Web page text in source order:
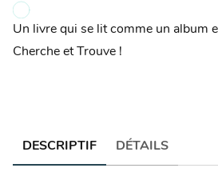
Un livre qui se lit comme un album
Cherche et Trouve !
DESCRIPTIF DÉTAILS